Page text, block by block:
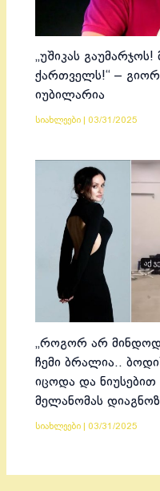
„უშიკას
ქართველს!“ –
იუბილარია
სიახლეები 03/31/2025
„როგორ არ
ჩემი ბრალია..
იცოდა და ნიუსებით
მელანომას
სიახლეები 03/31/2025